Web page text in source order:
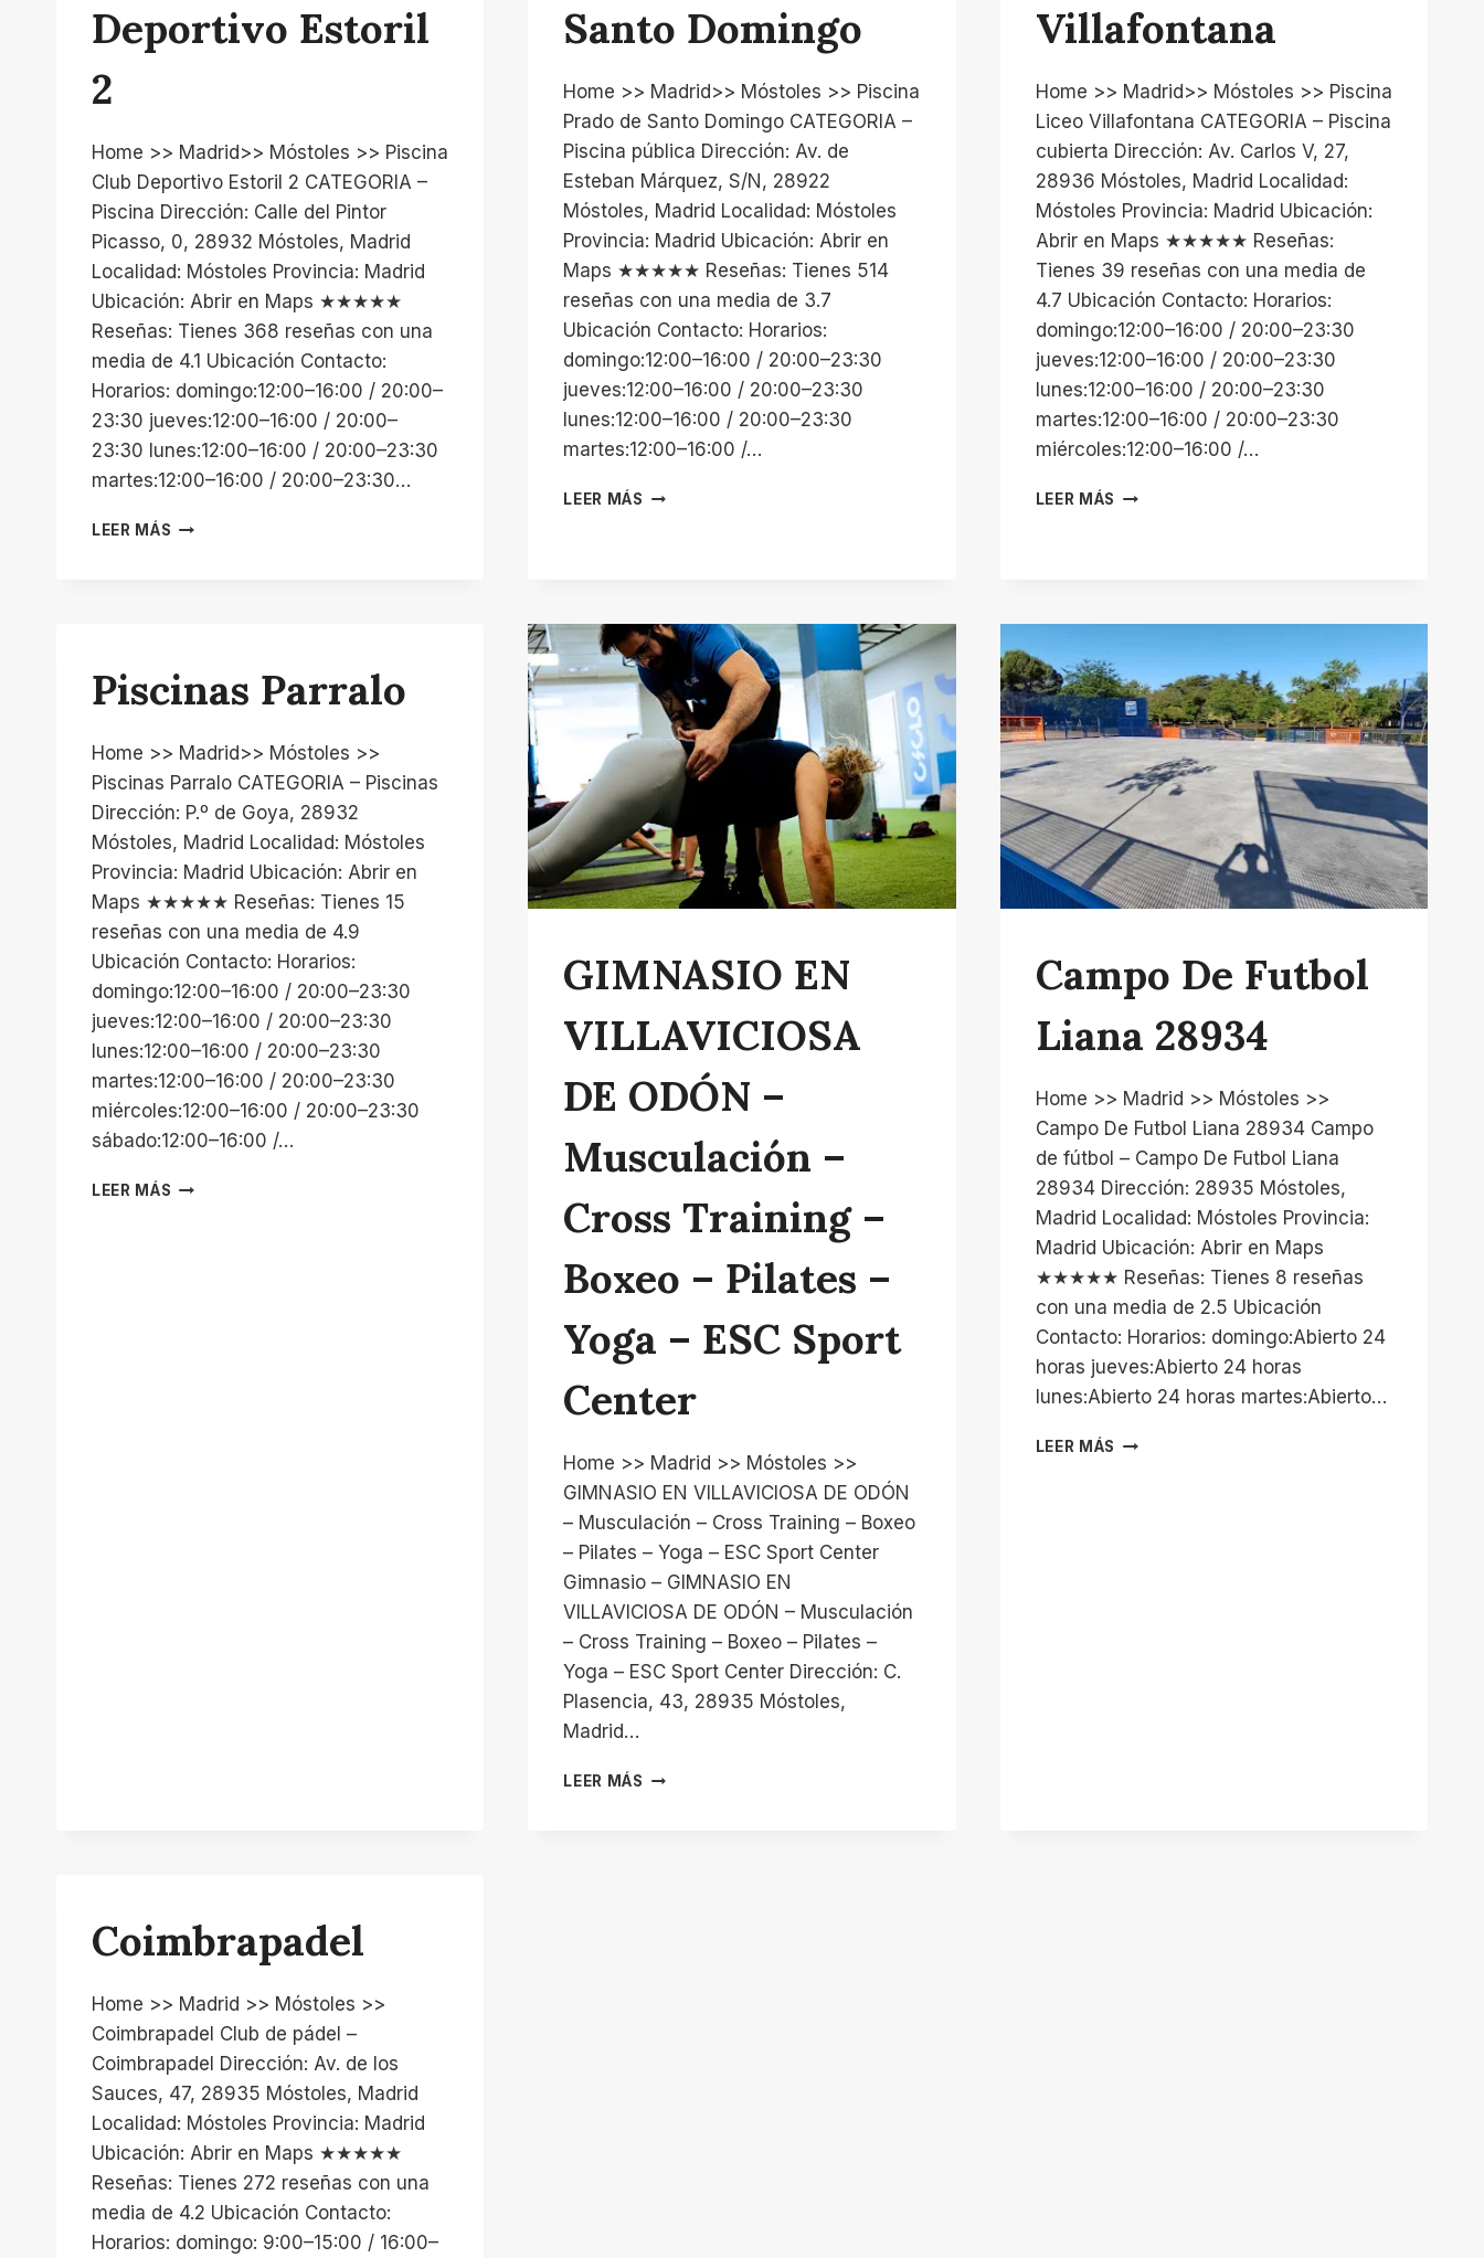
Deportivo Estoril
2
Home >> Madrid>> Móstoles >> Piscina
Club Deportivo Estoril 2 CATEGORIA –
Piscina Dirección: Calle del Pintor
Picasso, 0, 28932 Móstoles, Madrid
Localidad: Móstoles Provincia: Madrid
Ubicación: Abrir en Maps ★★★★★
Reseñas: Tienes 368 reseñas con una
media de 4.1 Ubicación Contacto:
Horarios: domingo:12:00–16:00 / 20:00–
23:30 jueves:12:00–16:00 / 20:00–
23:30 lunes:12:00–16:00 / 20:00–23:30
martes:12:00–16:00 / 20:00–23:30…
LEER MÁS PISCINA
Santo Domingo
Home >> Madrid>> Móstoles >> Piscina
Prado de Santo Domingo CATEGORIA –
Piscina pública Dirección: Av. de
Esteban Márquez, S/N, 28922
Móstoles, Madrid Localidad: Móstoles
Provincia: Madrid Ubicación: Abrir en
Maps ★★★★★ Reseñas: Tienes 514
reseñas con una media de 3.7
Ubicación Contacto: Horarios:
domingo:12:00–16:00 / 20:00–23:30
jueves:12:00–16:00 / 20:00–23:30
lunes:12:00–16:00 / 20:00–23:30
martes:12:00–16:00 /…
LEER MÁS PISCINA
Villafontana
Home >> Madrid>> Móstoles >> Piscina
Liceo Villafontana CATEGORIA – Piscina
cubierta Dirección: Av. Carlos V, 27,
28936 Móstoles, Madrid Localidad:
Móstoles Provincia: Madrid Ubicación:
Abrir en Maps ★★★★★ Reseñas:
Tienes 39 reseñas con una media de
4.7 Ubicación Contacto: Horarios:
domingo:12:00–16:00 / 20:00–23:30
jueves:12:00–16:00 / 20:00–23:30
lunes:12:00–16:00 / 20:00–23:30
martes:12:00–16:00 / 20:00–23:30
miércoles:12:00–16:00 /…
LEER MÁS PISCINA
Piscinas Parralo
Home >> Madrid>> Móstoles >>
Piscinas Parralo CATEGORIA – Piscinas
Dirección: P.º de Goya, 28932
Móstoles, Madrid Localidad: Móstoles
Provincia: Madrid Ubicación: Abrir en
Maps ★★★★★ Reseñas: Tienes 15
reseñas con una media de 4.9
Ubicación Contacto: Horarios:
domingo:12:00–16:00 / 20:00–23:30
jueves:12:00–16:00 / 20:00–23:30
lunes:12:00–16:00 / 20:00–23:30
martes:12:00–16:00 / 20:00–23:30
miércoles:12:00–16:00 / 20:00–23:30
sábado:12:00–16:00 /…
LEER MÁS PISCINAS
GIMNASIO EN
VILLAVICIOSA
DE ODÓN –
Musculación –
Cross Training –
Boxeo – Pilates –
Yoga – ESC Sport
Center
Home >> Madrid >> Móstoles >>
GIMNASIO EN VILLAVICIOSA DE ODÓN
– Musculación – Cross Training – Boxeo
– Pilates – Yoga – ESC Sport Center
Gimnasio – GIMNASIO EN
VILLAVICIOSA DE ODÓN – Musculación
– Cross Training – Boxeo – Pilates –
Yoga – ESC Sport Center Dirección: C.
Plasencia, 43, 28935 Móstoles,
Madrid…
LEER MÁS GIMNASIO
Campo De Futbol
Liana 28934
Home >> Madrid >> Móstoles >>
Campo De Futbol Liana 28934 Campo
de fútbol – Campo De Futbol Liana
28934 Dirección: 28935 Móstoles,
Madrid Localidad: Móstoles Provincia:
Madrid Ubicación: Abrir en Maps
★★★★★ Reseñas: Tienes 8 reseñas
con una media de 2.5 Ubicación
Contacto: Horarios: domingo:Abierto 24
horas jueves:Abierto 24 horas
lunes:Abierto 24 horas martes:Abierto…
LEER MÁS CAMPO
Coimbrapadel
Home >> Madrid >> Móstoles >>
Coimbrapadel Club de pádel –
Coimbrapadel Dirección: Av. de los
Sauces, 47, 28935 Móstoles, Madrid
Localidad: Móstoles Provincia: Madrid
Ubicación: Abrir en Maps ★★★★★
Reseñas: Tienes 272 reseñas con una
media de 4.2 Ubicación Contacto:
Horarios: domingo: 9:00–15:00 / 16:00–